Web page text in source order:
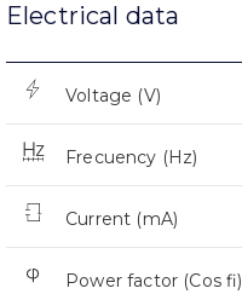
Electrical data
Voltage (V)
Frecuency (Hz)
Current (mA)
Power factor (Cos fi)